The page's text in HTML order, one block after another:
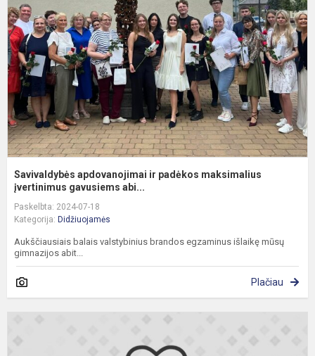
Savivaldybės apdovanojimai ir padėkos maksimalius
įvertinimus gavusiems abi...
Paskelbta: 2024-07-18
Kategorija: Didžiuojamės
Aukščiausiais balais valstybinius brandos egzaminus išlaikę mūsų
gimnazijos abit...
Plačiau